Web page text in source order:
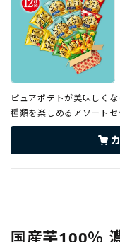
ピュアポテトが美味しく
種類を楽しめるアソートセ
国産芋100％